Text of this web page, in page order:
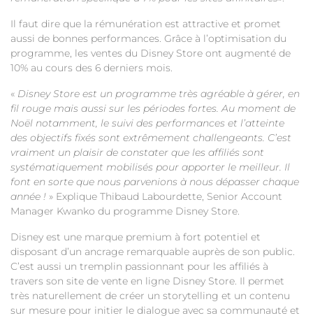
Il faut dire que la rémunération est attractive et promet
aussi de bonnes performances. Grâce à l’optimisation du
programme, les ventes du Disney Store ont augmenté de
10% au cours des 6 derniers mois.
« Disney Store est un programme très agréable à gérer, en
fil rouge mais aussi sur les périodes fortes. Au moment de
Noël notamment, le suivi des performances et l’atteinte
des objectifs fixés sont extrêmement challengeants. C’est
vraiment un plaisir de constater que les affiliés sont
systématiquement mobilisés pour apporter le meilleur. Il
font en sorte que nous parvenions à nous dépasser chaque
année ! » Explique Thibaud Labourdette, Senior Account
Manager Kwanko du programme Disney Store.
Disney est une marque premium à fort potentiel et
disposant d’un ancrage remarquable auprès de son public.
C’est aussi un tremplin passionnant pour les affiliés à
travers son site de vente en ligne Disney Store. Il permet
très naturellement de créer un storytelling et un contenu
sur mesure pour initier le dialogue avec sa communauté et